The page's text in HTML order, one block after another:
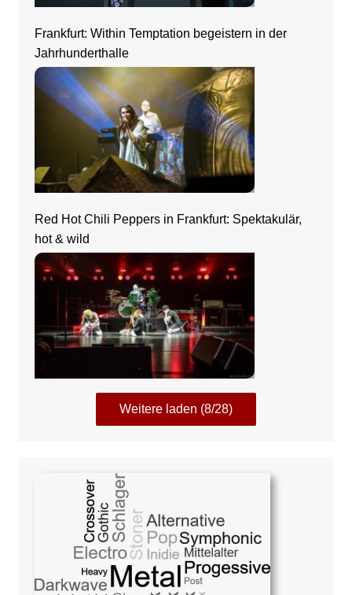
Frankfurt: Within Temptation begeistern in der
Jahrhunderthalle
Red Hot Chili Peppers in Frankfurt: Spektakulär,
hot & wild
Weitere laden (8/28)